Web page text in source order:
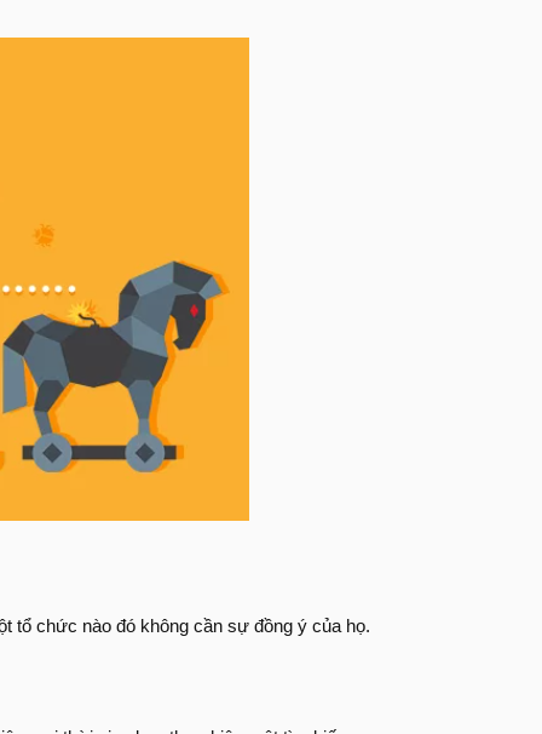
tổ chức nào đó không cần sự đồng ý của họ.